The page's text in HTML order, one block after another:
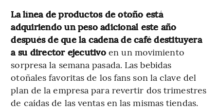
La línea de productos de otoño está
adquiriendo un peso adicional este año
después de que la cadena de café destituyera
a su director ejecutivoen un movimiento
sorpresa la semana pasada. Las bebidas
otoñales favoritas de los fans son la clave del
plan de la empresa para revertir dos trimestres
de caídas de las ventas en las mismas tiendas.